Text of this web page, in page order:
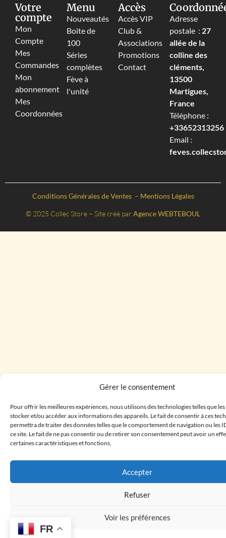
Gérer le consentement
Pour offrir les meilleures expériences, nous utilisons des technologies telles que
stocker et/ou accéder aux informations des appareils. Le fait de consentir à ces
permettra de traiter des données telles que le comportement de navigation ou les
ce site. Le fait de ne pas consentir ou de retirer son consentement peut avoir un
certaines caractéristiques et fonctions.
Accepter
Refuser
Voir les préférences
Votre
compte
Mon
Compte
Mes
Commandes
Mon
abonnement
Mes
Coordonnées
Menu
Nouveautés
Boite de
100
Séries
complètes
Fève à
l'unité
Accès
Accès VIP
Club &
Associations
Promotions
Contact
Adresse
postale : 27
allée de la
colline des
cléments,
13500
Martigues,
France
Téléphone :
+33652313256‬
Email :
Conditions Générales de Ventes – Mentions Légales
© 2025 Collec Store – Site créé par Agence WEBTEBOUL
FR